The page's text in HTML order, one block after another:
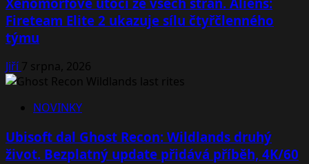
Fireteam Elite 2 ukazuje sílu čtyřčlenného
týmu
Jiří7 srpna, 2026
NOVINKY
Ubisoft dal Ghost Recon: Wildlands druhý
život. Bezplatný update přidává příběh, 4K/60